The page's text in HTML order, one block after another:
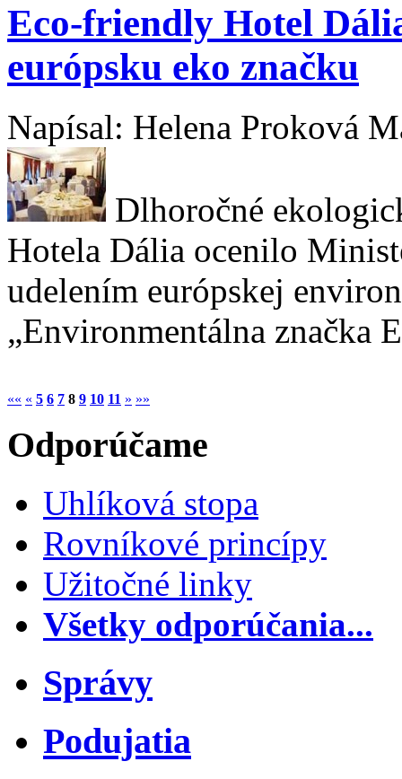
Eco-friendly Hotel
európsku eko značku
Napísal: Helena Proková
Dlhoročné
Hotela Dália ocenilo
udelením európskej
„Environmentálna značka
«« « 5 6 7 8 9 10 11 » »»
Odporúčame
Uhlíková stopa
Rovníkové princípy
Užitočné linky
Všetky odporúčania...
Správy
Podujatia